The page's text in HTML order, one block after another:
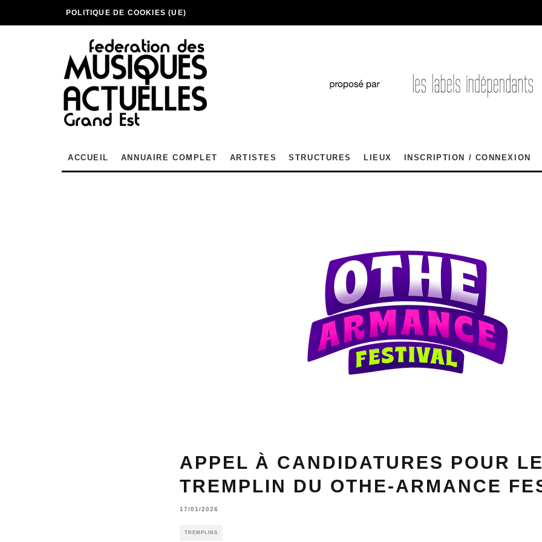
POLITIQUE DE COOKIES (UE)
ACCUEIL ANNUAIRE COMPLET ARTISTES STRUCTURES LIEUX INSCRIPTION / CONNEXION
APPEL À CANDIDATURES POUR LE
TREMPLIN DU OTHE-ARMANCE
17/01/2026
TREMPLINS